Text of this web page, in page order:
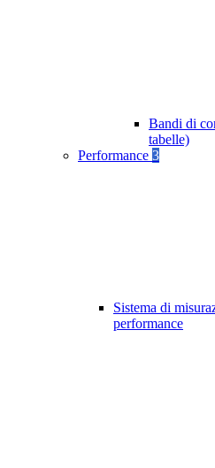
Bandi di
tabelle)
Performance 3
Sistema di
performance